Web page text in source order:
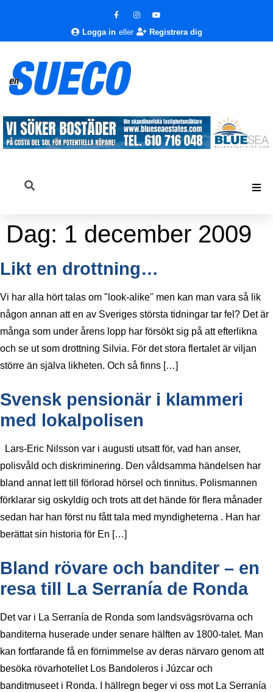
Logga in eller Registrera dig
Dag: 1 december 2009
Likt en drottning…
Vi har alla hört talas om "look-alike" men kan man vara så lik
någon annan att en av Sveriges största tidningar tar fel? Det är
många som under årens lopp har försökt sig på att efterlikna
och se ut som drottning Silvia. För det stora flertalet är viljan
större än själva likheten. Och så finns […]
Svensk pensionär i klammeri
med lokalpolisen
Lars-Eric Nilsson var i augusti utsatt för, vad han anser,
polisvåld och diskriminering. Den våldsamma händelsen har
bland annat lett till förlorad hörsel och tinnitus. Polismannen
förklarar sig oskyldig och trots att det hände för flera månader
sedan har han först nu fått tala med myndigheterna . Han har
berättat sin historia för En […]
Bland rövare och banditer – en
resa till La Serranía de Ronda
Det var i La Serranía de Ronda som landsvägsrövarna och
banditerna huserade under senare hälften av 1800-talet. Man
kan fortfarande få en förnimmelse av deras närvaro genom att
besöka rövarhotellet Los Bandoleros i Júzcar och
banditmuseet i Ronda. I hällregn beger vi oss mot La Serranía